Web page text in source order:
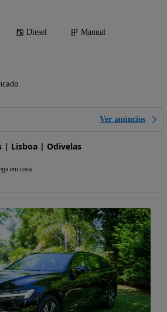
Diesel
Manual
Ver anúncios
| Lisboa | Odivelas
em casa